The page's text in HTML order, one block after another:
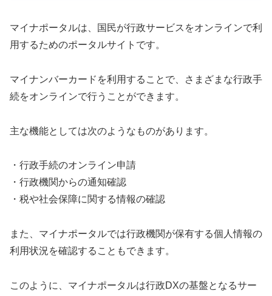
マイナポータルは、国民が行政サービスをオンラインで利
用するためのポータルサイトです。
マイナンバーカードを利用することで、さまざまな行政手
続をオンラインで行うことができます。
主な機能としては次のようなものがあります。
・行政手続のオンライン申請
・行政機関からの通知確認
・税や社会保障に関する情報の確認
また、マイナポータルでは行政機関が保有する個人情報の
利用状況を確認することもできます。
このように、マイナポータルは行政DXの基盤となるサー